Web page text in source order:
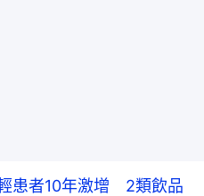
患者10年激增 2類飲品